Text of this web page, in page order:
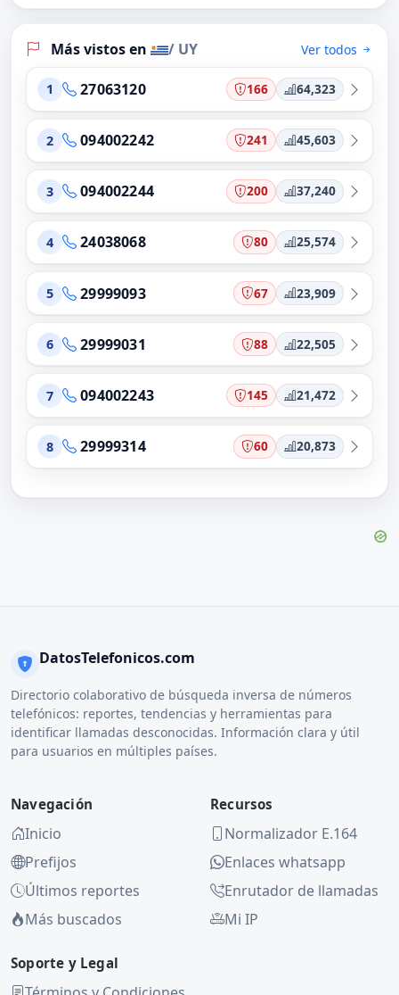
Más vistos en / UY Ver todos
1 27063120 166 64,323
2 094002242 241 45,603
3 094002244 200 37,240
4 24038068 80 25,574
5 29999093 67 23,909
6 29999031 88 22,505
7 094002243 145 21,472
8 29999314 60 20,873
DatosTelefonicos.com
Directorio colaborativo de búsqueda inversa de números
telefónicos: reportes, tendencias y herramientas para
identificar llamadas desconocidas. Información clara y útil
para usuarios en múltiples países.
Navegación
Inicio
Prefijos
Últimos reportes
Más buscados
Recursos
Normalizador E.164
Enlaces whatsapp
Enrutador de llamadas
Mi IP
Soporte y Legal